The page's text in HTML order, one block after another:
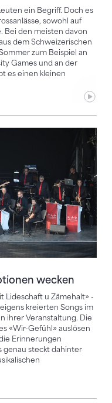
ein Begriff. Doch es
sowohl auf
Bei den meisten davon
dem Schweizerischen
zum Beispiel an
Games und an der
es einen kleinen
wecken
Lideschaft u Zämehalt» -
kreierten Songs im
ihrer Veranstaltung. Die
«Wir-Gefühl» auslösen
Erinnerungen
genau steckt dahinter